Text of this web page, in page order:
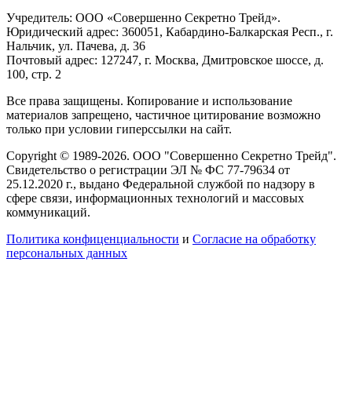
Учредитель: ООО «Совершенно Секретно Трейд».
Юридический адрес: 360051, Кабардино-Балкарская Респ., г.
Нальчик, ул. Пачева, д. 36
Почтовый адрес: 127247, г. Москва, Дмитровское шоссе, д.
100, стр. 2
Все права защищены. Копирование и использование
материалов запрещено, частичное цитирование возможно
только при условии гиперссылки на сайт.
Copyright © 1989-2026. ООО "Совершенно Секретно Трейд".
Свидетельство о регистрации ЭЛ № ФС 77-79634 от
25.12.2020 г., выдано Федеральной службой по надзору в
сфере связи, информационных технологий и массовых
коммуникаций.
Политика конфиценциальности и Согласие на обработку
персональных данных